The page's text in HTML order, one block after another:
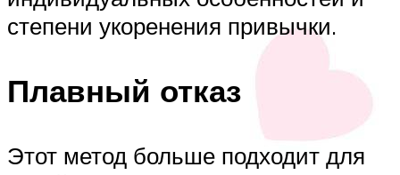
степени укоренения привычки.
Плавный отказ
Этот метод больше подходит для